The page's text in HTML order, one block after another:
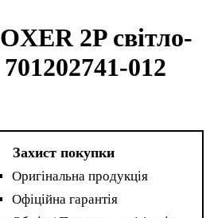
2P світло-
012
Захист покупки
Оригінальна продукція
Офіційна гарантія